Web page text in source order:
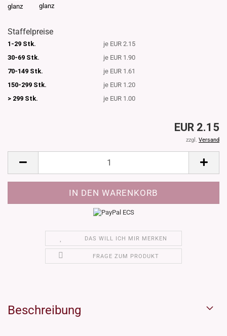
Staffelpreise
1-29 Stk.
je EUR 2.15
30-69 Stk.
je EUR 1.90
70-149 Stk.
je EUR 1.61
150-299 Stk.
je EUR 1.20
> 299 Stk.
je EUR 1.00
EUR 2.15
zzgl. Versand
DAS WILL ICH MIR MERKEN
FRAGE ZUM PRODUKT
Beschreibung